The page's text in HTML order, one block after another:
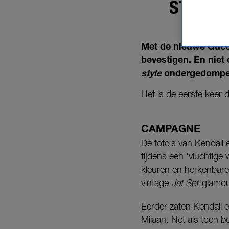
Met de nieuwe
bevestigen. En niet
style
Het is de eerste keer
CAMPAGNE
De foto’s van
tijdens een ‘vluchtige
kleuren en
vintage Jet Set-
Eerder zaten Kendall
Milaan. Net als toen